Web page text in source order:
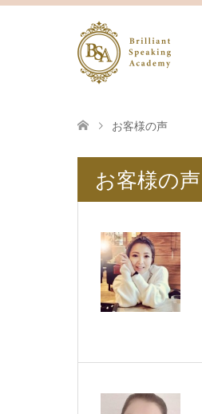
お客様の声
お客様の声